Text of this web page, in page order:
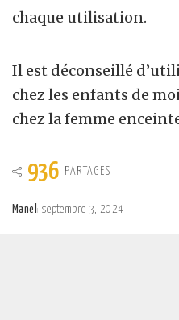
chaque utilisation.
Il est déconseillé
chez les enfants de
chez la femme
936 PARTAGES
Manel septembre 3, 2024